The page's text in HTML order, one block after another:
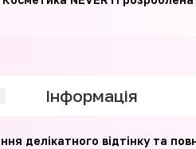
Iнформація
делікатного відтінку та